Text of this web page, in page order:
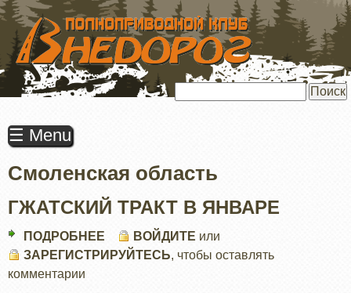
ПЕРЕЙТИ
ОСНОВНОМУ
СОДЕРЖАНИЮ
☰ Menu
Смоленская область
ГЖАТСКИЙ ТРАКТ В ЯНВАРЕ
ПОДРОБНЕЕ
ГЖАТСКИЙ
ВОЙДИТЕ или
ЗАРЕГИСТРИРУЙТЕСЬ, чтобы оставлять
комментарии